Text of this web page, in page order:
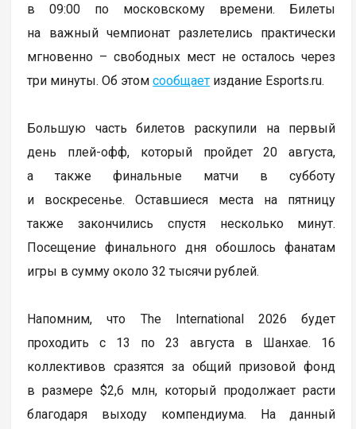
в 09:00 по московскому времени. Билеты
на важный чемпионат разлетелись практически
мгновенно – свободных мест не осталось через
три минуты. Об этомсообщает издание Esports.ru.
Большую часть билетов раскупили на первый
день плей-офф, который пройдет 20 августа,
а также финальные матчи в субботу
и воскресенье. Оставшиеся места на пятницу
также закончились спустя несколько минут.
Посещение финального дня обошлось фанатам
игры в сумму около 32 тысячи рублей.
Напомним, что The International 2026 будет
проходить с 13 по 23 августа в Шанхае. 16
коллективов сразятся за общий призовой фонд
в размере $2,6 млн, который продолжает расти
благодаря выходу компендиума. На данный